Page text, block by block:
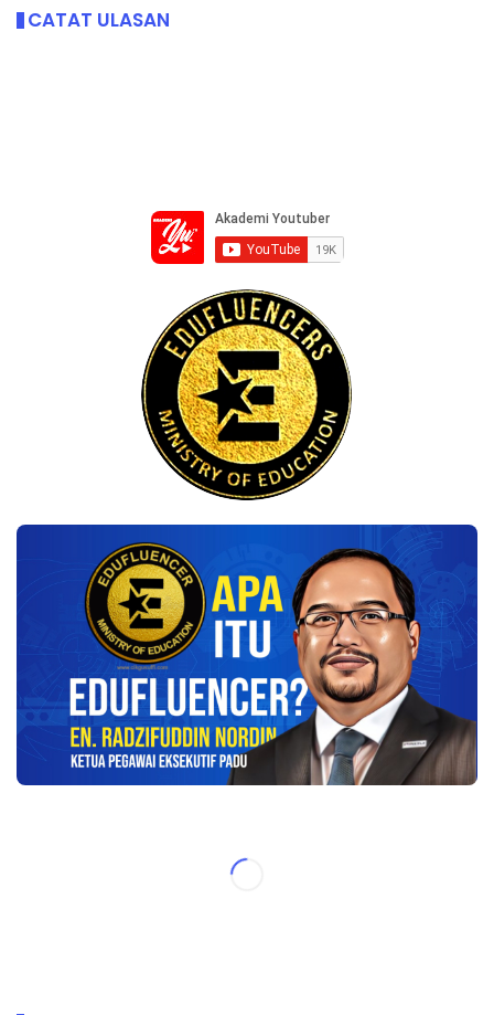
CATAT ULASAN